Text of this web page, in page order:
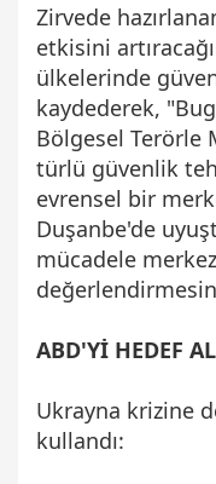
Zirvede
etkisini
ülkelerinde
kaydederek,
Bölgesel Terörle
türlü güvenlik
evrensel bir
Duşanbe'de
mücadele
ABD'Yİ HEDEF
Ukrayna krizine
kullandı: